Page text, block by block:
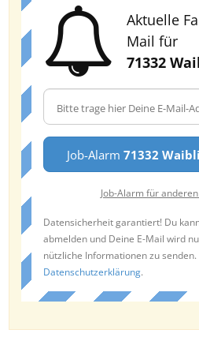
Aktuelle
Mail für
71332
Job-Alarm 71332
Job-Alarm für
Datensicherheit garantiert! Du
abmelden und Deine E-Mail wird
nützliche Informationen zu
Datenschutzerklärung.